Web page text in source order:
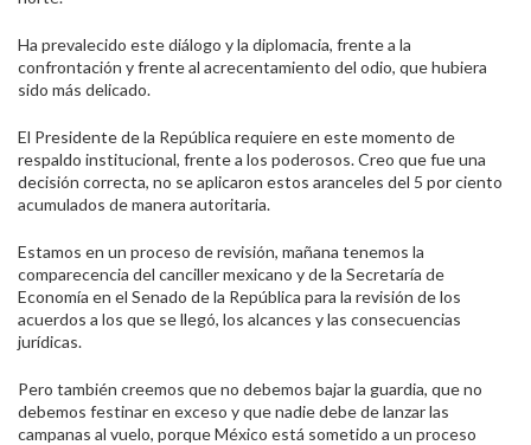
Ha prevalecido este diálogo y la diplomacia, frente a la
confrontación y frente al acrecentamiento del odio, que hubiera
sido más delicado.
El Presidente de la República requiere en este momento de
respaldo institucional, frente a los poderosos. Creo que fue una
decisión correcta, no se aplicaron estos aranceles del 5 por ciento
acumulados de manera autoritaria.
Estamos en un proceso de revisión, mañana tenemos la
comparecencia del canciller mexicano y de la Secretaría de
Economía en el Senado de la República para la revisión de los
acuerdos a los que se llegó, los alcances y las consecuencias
jurídicas.
Pero también creemos que no debemos bajar la guardia, que no
debemos festinar en exceso y que nadie debe de lanzar las
campanas al vuelo, porque México está sometido a un proceso